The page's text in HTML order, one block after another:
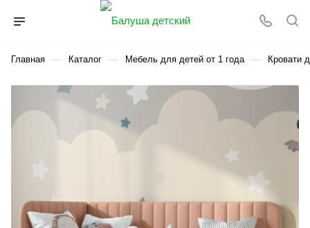
Главная — Каталог — Мебель для детей от 1 года — Кровати